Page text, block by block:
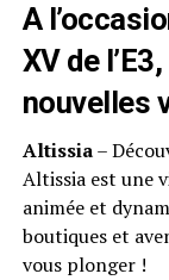
A
XV de
nouvelles
Altissia–
Altissia est une
animée et
boutiques et
vous plonger !